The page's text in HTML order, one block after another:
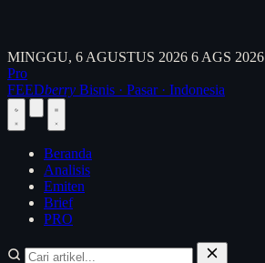
MINGGU, 6 AGUSTUS 2026 6 AGS 2026
Pro
FEEDberry Bisnis · Pasar · Indonesia
Beranda
Analisis
Emiten
Brief
PRO